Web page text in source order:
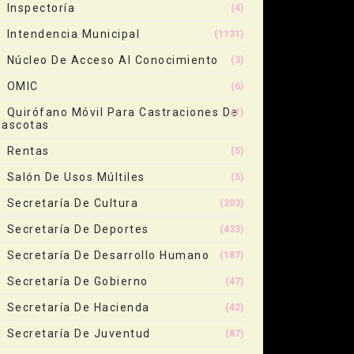
Inspectoría (4)
Intendencia Municipal (1131)
Núcleo De Acceso Al Conocimiento (3)
OMIC (6)
Quirófano Móvil Para Castraciones De(1)
Rentas (5)
Salón De Usos Múltiles (5)
Secretaría De Cultura (203)
Secretaría De Deportes (433)
Secretaría De Desarrollo Humano (187)
Secretaría De Gobierno (47)
Secretaría De Hacienda (42)
Secretaría De Juventud (87)